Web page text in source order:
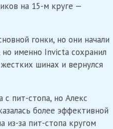
на 15-м круге —
гонки, но они начали
именно Invicta сохранил
шинах и вернулся
пит-стопа, но Алекс
более эффективной
из-за пит-стопа кругом